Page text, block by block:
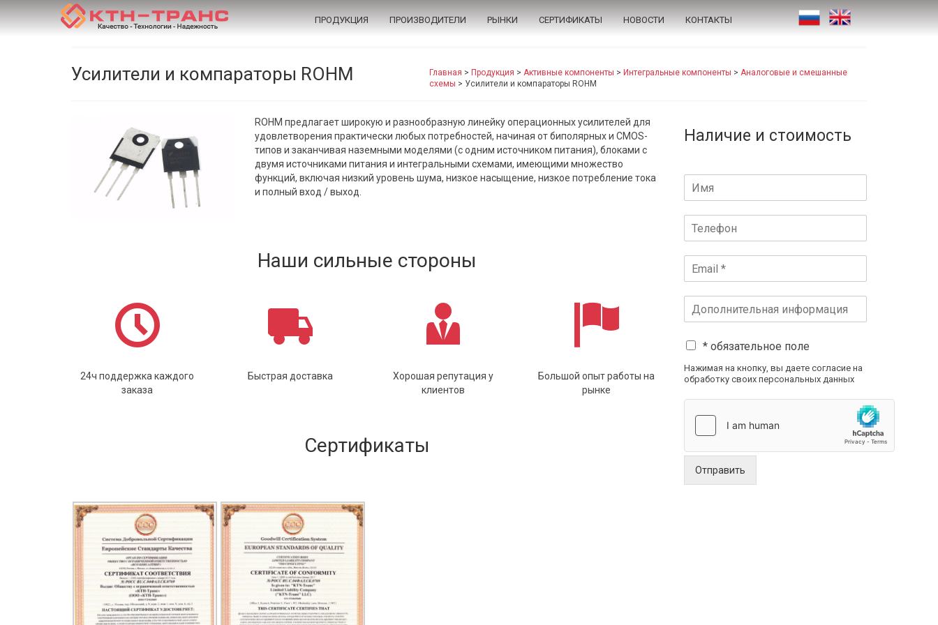
ПРОДУКЦИЯ ПРОИЗВОДИТЕЛИ РЫНКИ СЕРТИФИКАТЫ НОВОСТИ КОНТАКТЫ
Усилители и компараторы ROHM Главная > Продукция > Активные компоненты > Интегральные компоненты > Аналоговые и смешанные
схемы > Усилители и компараторы ROHM
ROHM предлагает широкую и разнообразную линейку операционных усилителей для
удовлетворения практически любых потребностей, начиная от биполярных и CMOS-
типов и заканчивая наземными моделями (с одним источником питания), блоками с
двумя источниками питания и интегральными схемами, имеющими множество
функций, включая низкий уровень шума, низкое насыщение, низкое потребление тока
и полный вход / выход.
Наши сильные стороны
24ч поддержка каждого
заказа
Быстрая доставка
Хорошая репутация у
клиентов
Большой опыт работы на
рынке
Сертификаты
Наличие и стоимость
* обязательное поле
Нажимая на кнопку, вы даете согласие на
обработку своих персональных данных
Отправить